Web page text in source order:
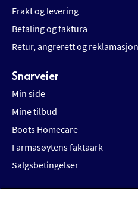
Frakt og levering
Betaling og faktura
Retur, angrerett og reklamasjon
Snarveier
Min side
Mine tilbud
Boots Homecare
Farmasøytens faktaark
Salgsbetingelser